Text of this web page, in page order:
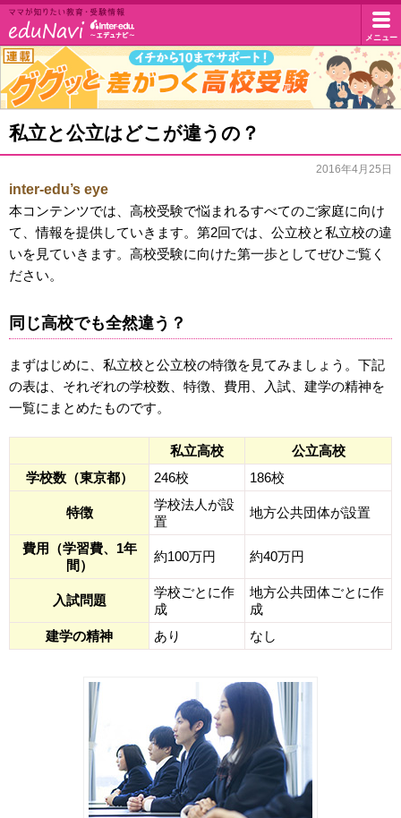
イ
ン
タ
ー
エ
デ
ュ・
ド
ッ
ト
コ
ム
デ
マ
マ
が
知
り
教
育・
受
験
情
報
メニュー
グ
グ
ッ
と
差
が
く
校
受
験
私立と公立はどこが違うの？
2016年4月25日
inter-edu’s eye
本コンテンツでは、高校受験で悩まれるすべてのご家庭に向け
て、情報を提供していきます。第2回では、公立校と私立校の違
いを見ていきます。高校受験に向けた第一歩としてぜひご覧く
ださい。
同じ高校でも全然違う？
まずはじめに、私立校と公立校の特徴を見てみましょう。下記
の表は、それぞれの学校数、特徴、費用、入試、建学の精神を
一覧にまとめたものです。
私立高校
公立高校
学校数（東京都）
246校 186校
特徴
学校法人が設
置
地方公共団体が設置
費用（学習費、1年
間）
約100万円 約40万円
入試問題
学校ごとに作
成
地方公共団体ごとに作
成
建学の精神
あり なし